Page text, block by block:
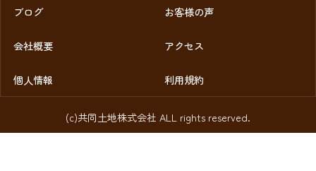
ブログ お客様の声
会社概要 アクセス
個人情報 利用規約
(c)共同土地株式会社 ALL rights reserved.